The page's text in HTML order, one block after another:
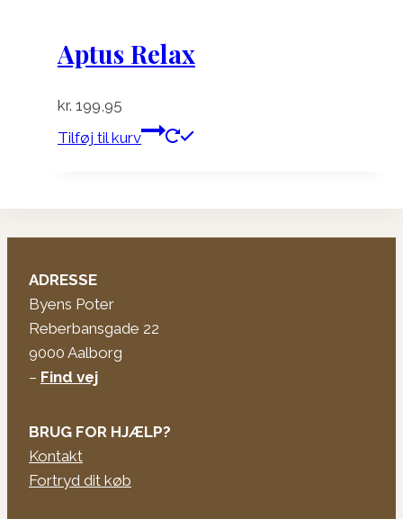
Aptus Relax
kr. 199,95
Tilføj til kurv
ADRESSE
Byens Poter
Reberbansgade 22
9000 Aalborg
– Find vej
BRUG FOR HJÆLP?
Kontakt
Fortryd dit køb